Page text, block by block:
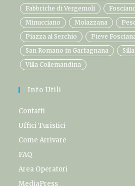
Fabbriche di Vergemoli
Minucciano
Molazzana
Piazza al Serchio
Pieve
San Romano in Garfagnana
Villa Collemandina
Info Utili
Contatti
Uffici Turistici
Come Arrivare
FAQ
Area Operatori
MediaPress